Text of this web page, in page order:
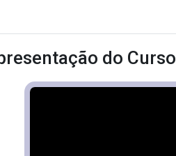
da seçãodo Curso